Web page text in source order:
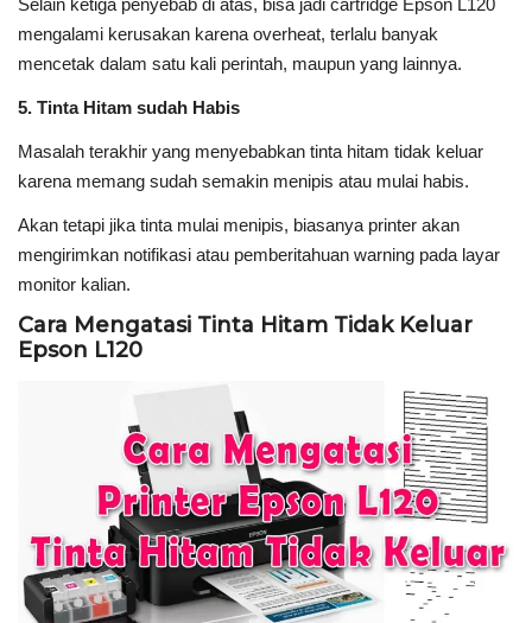
Selain ketiga penyebab di atas, bisa jadi cartridge Epson L120
mengalami kerusakan karena overheat, terlalu banyak
mencetak dalam satu kali perintah, maupun yang lainnya.
5. Tinta Hitam sudah Habis
Masalah terakhir yang menyebabkan tinta hitam tidak keluar
karena memang sudah semakin menipis atau mulai habis.
Akan tetapi jika tinta mulai menipis, biasanya printer akan
mengirimkan notifikasi atau pemberitahuan warning pada layar
monitor kalian.
Cara Mengatasi Tinta Hitam Tidak Keluar
Epson L120